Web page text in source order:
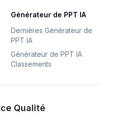
Générateur de PPT IA
Dernières Générateur de
PPT IA
Générateur de PPT IA
Classements
Qualité